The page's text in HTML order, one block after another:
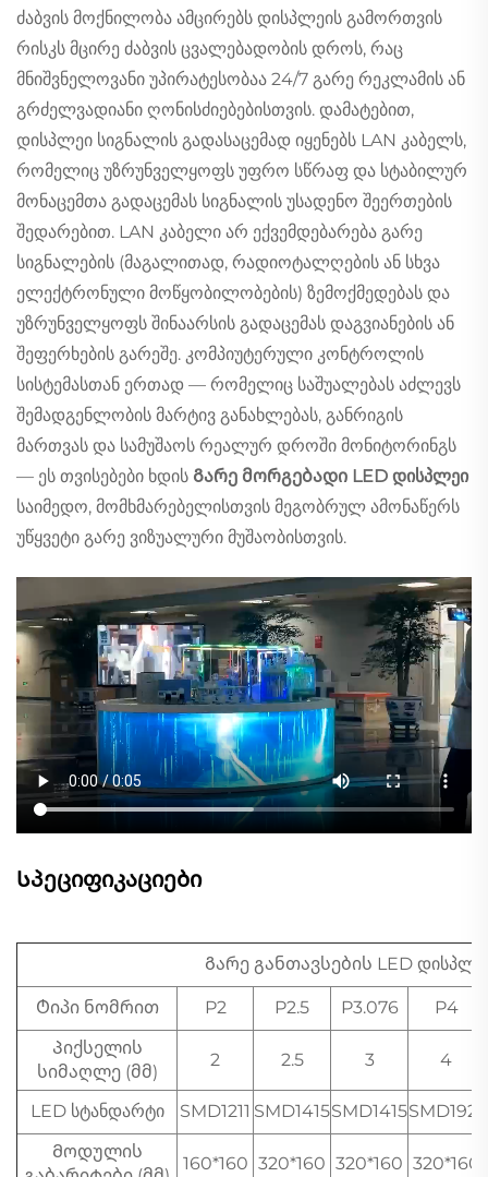
ძაბვის მოქნილობა ამცირებს დისპლეის გამორთვის
რისკს მცირე ძაბვის ცვალებადობის დროს, რაც
მნიშვნელოვანი უპირატესობაა 24/7 გარე რეკლამის ან
გრძელვადიანი ღონისძიებებისთვის. დამატებით,
დისპლეი სიგნალის გადასაცემად იყენებს LAN კაბელს,
რომელიც უზრუნველყოფს უფრო სწრაფ და სტაბილურ
მონაცემთა გადაცემას სიგნალის უსადენო შეერთების
შედარებით. LAN კაბელი არ ექვემდებარება გარე
სიგნალების (მაგალითად, რადიოტალღების ან სხვა
ელექტრონული მოწყობილობების) ზემოქმედებას და
უზრუნველყოფს შინაარსის გადაცემას დაგვიანების ან
შეფერხების გარეშე. კომპიუტერული კონტროლის
სისტემასთან ერთად — რომელიც საშუალებას აძლევს
შემადგენლობის მარტივ განახლებას, განრიგის
მართვას და სამუშაოს რეალურ დროში მონიტორინგს
— ეს თვისებები ხდის Გარე მორგებადი LED დისპლეი
საიმედო, მომხმარებელისთვის მეგობრულ ამონაწერს
უწყვეტი გარე ვიზუალური მუშაობისთვის.
Სპეციფიკაციები
Გარე განთავსების LED
Ტიპი ნომრით P2 P2.5 P3.076
P4
Პიქსელის
სიმაღლე (მმ)
2 2.5 3 4
LED სტანდარტი SMD1211 SMD1415SMD1415SMD1921
Მოდულის
160*160 320*160 320*160 320*160